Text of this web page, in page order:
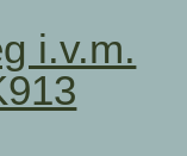
i.v.m.